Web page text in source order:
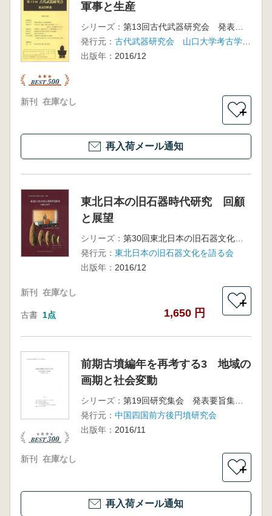
軍事と生産
シリーズ：
発行元：
古代武器研究会 山口大学考古学研究室
出版年： 2016/12
新刊 在庫なし
＋
再入荷メール通知
東北日本の旧石器時代研究 回顧
と展望
シリーズ：
第30回東北日本の旧石器文化を語る会 予稿集
発行元： 東北日本の旧石器文化を語る会
出版年： 2016/12
新刊 在庫なし
古書 1点 1,650 円
＋
前期古墳編年を再考する3 地域の
画期と社会変動
シリーズ：
第19回研究集会 発表要旨集・資料集
発行元： 中国四国前方後円墳研究会
出版年： 2016/11
新刊 在庫なし
＋
再入荷メール通知